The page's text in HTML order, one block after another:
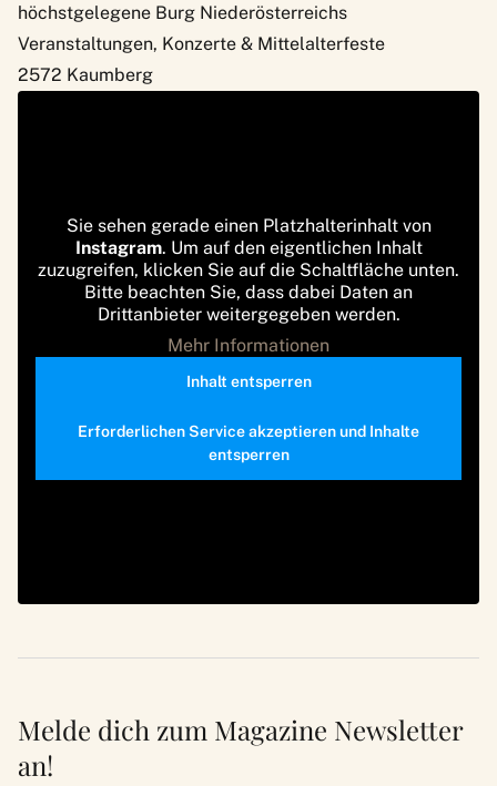
höchstgelegene Burg Niederösterreichs
Veranstaltungen, Konzerte & Mittelalterfeste
2572 Kaumberg
Sie sehen gerade einen Platzhalterinhalt von
Instagram. Um auf den eigentlichen Inhalt
zuzugreifen, klicken Sie auf die Schaltfläche unten.
Bitte beachten Sie, dass dabei Daten an
Drittanbieter weitergegeben werden.
Mehr Informationen
Inhalt entsperren
Erforderlichen Service akzeptieren und Inhalte
entsperren
Melde dich zum Magazine Newsletter
an!